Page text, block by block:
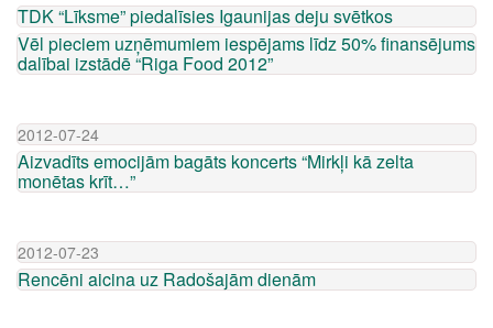
TDK “Līksme” piedalīsies Igaunijas deju svētkos
Vēl pieciem uzņēmumiem iespējams līdz 50% finansējums
dalībai izstādē “Riga Food 2012”
2012-07-24
Aizvadīts emocijām bagāts koncerts “Mirkļi kā zelta
monētas krīt…”
2012-07-23
Rencēni aicina uz Radošajām dienām